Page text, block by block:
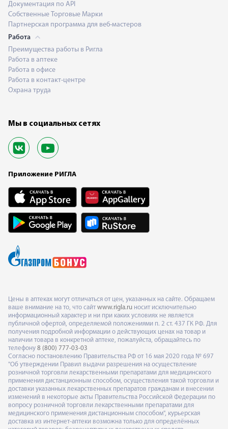
Документация по API
Собственные Торговые Марки
Партнерская программа для веб-мастеров
Работа
Преимущества работы в Ригла
Работа в аптеке
Работа в офисе
Работа в контакт-центре
Охрана труда
Мы в социальных сетях
Приложение РИГЛА
Цены в аптеках могут отличаться от цен, указанных на сайте. Обращаем
ваше внимание на то, что сайт www.rigla.ru носит исключительно
информационный характер и ни при каких условиях не является
публичной офертой, определяемой положениями п. 2 ст. 437 ГК РФ. Для
получения подробной информации о действующих ценах на товар и
наличии товара в конкретной аптеке, пожалуйста, обращайтесь по
телефону 8 (800) 777-03-03
Согласно постановлению Правительства РФ от 16 мая 2020 года № 697
"Об утверждении Правил выдачи разрешения на осуществление
розничной торговли лекарственными препаратами для медицинского
применения дистанционным способом, осуществления такой торговли и
доставки указанных лекарственных препаратов гражданам и внесении
изменений в некоторые акты Правительства Российской Федерации по
вопросу розничной торговли лекарственными препаратами для
медицинского применения дистанционным способом", курьерская
доставка из интернет-аптеки возможна только для определённых